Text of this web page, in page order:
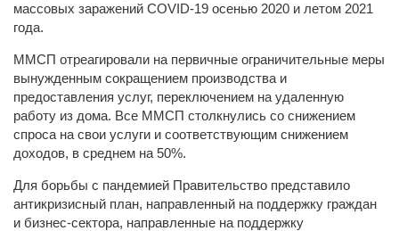
массовых заражений COVID-19 осенью 2020 и летом 2021
года.
ММСП отреагировали на первичные ограничительные меры
вынужденным сокращением производства и
предоставления услуг, переключением на удаленную
работу из дома. Все ММСП столкнулись со снижением
спроса на свои услуги и соответствующим снижением
доходов, в среднем на 50%.
Для борьбы с пандемией Правительство представило
антикризисный план, направленный на поддержку граждан
и бизнес-сектора, направленные на поддержку